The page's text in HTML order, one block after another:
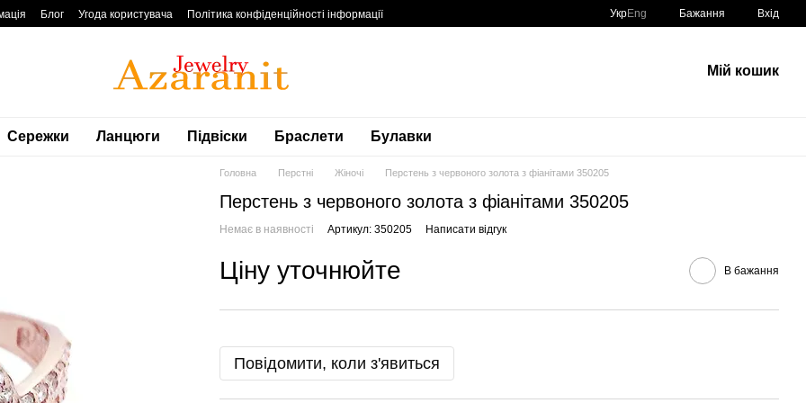
Блог Угода користувача Політика конфіденційності інформації УкрEng Бажання Вхід
Мій кошик
Сережки Ланцюги Підвіски Браслети Булавки
Головна Перстні Жіночі Перстень з червоного золота з фіанітами 350205
Перстень з червоного золота з фіанітами 350205
Немає в наявності Артикул: 350205 Написати відгук
Ціну уточнюйте В бажання
Повідомити, коли з'явиться